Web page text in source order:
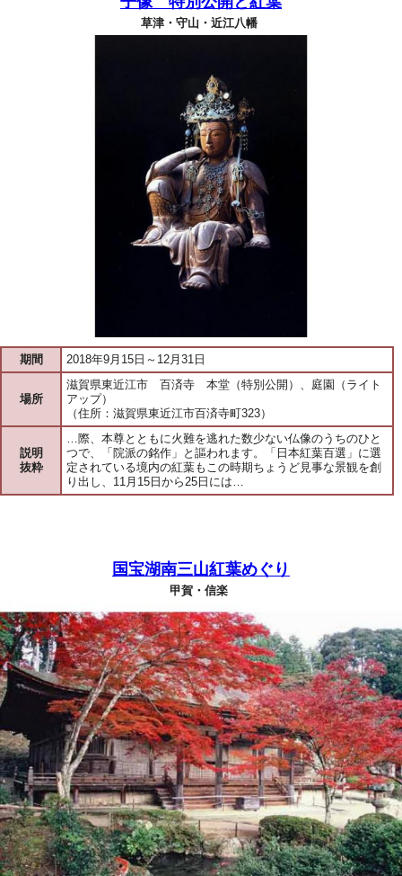
草津・守山・近江八幡
期間 2018年9月15日～12月31日
場所
滋賀県東近江市 百済寺 本堂（特別公開）、庭園（ライト
アップ）
（住所：滋賀県東近江市百済寺町323）
説明
抜粋
…際、本尊とともに火難を逃れた数少ない仏像のうちのひと
つで、「院派の銘作」と謳われます。「日本紅葉百選」に選
定されている境内の紅葉もこの時期ちょうど見事な景観を創
り出し、11月15日から25日には…
国宝湖南三山紅葉めぐり
甲賀・信楽